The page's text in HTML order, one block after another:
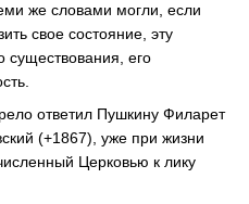
же словами могли, если
свое состояние, эту
существования, его
ответил Пушкину Филарет
(+1867), уже при жизни
Церковью к лику